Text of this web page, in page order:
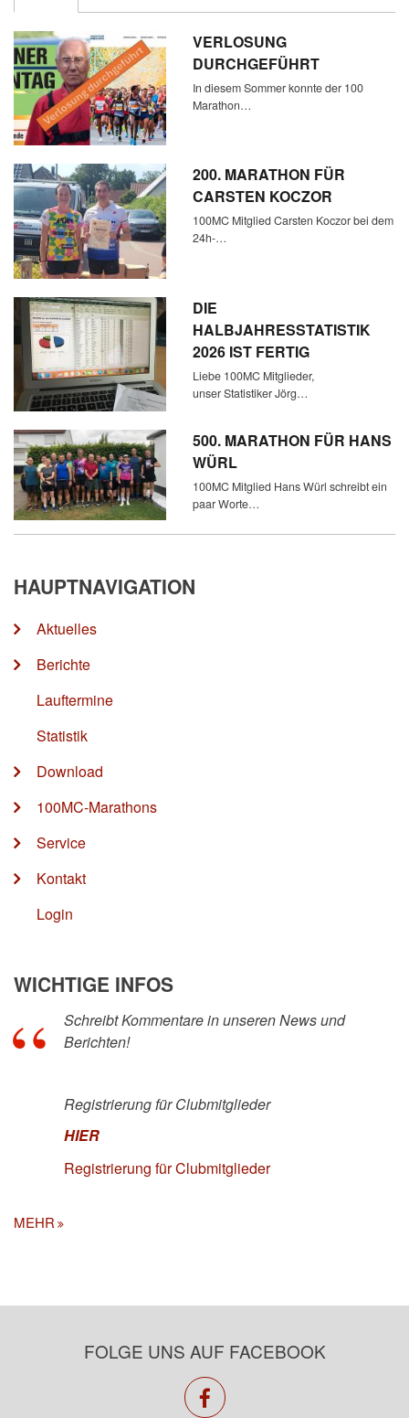
VERLOSUNG
DURCHGEFÜHRT
In diesem Sommer konnte der 100
Marathon…
200. MARATHON FÜR
CARSTEN KOCZOR
100MC Mitglied Carsten Koczor bei dem
24h-…
DIE
HALBJAHRESSTATISTIK
2026 IST FERTIG
Liebe 100MC Mitglieder,
unser Statistiker Jörg…
500. MARATHON FÜR HANS
WÜRL
100MC Mitglied Hans Würl schreibt ein
paar Worte…
HAUPTNAVIGATION
Aktuelles
Berichte
Lauftermine
Statistik
Download
100MC-Marathons
Service
Kontakt
Login
WICHTIGE INFOS
Schreibt Kommentare in unseren News und
Berichten!
Registrierung für Clubmitglieder
HIER
Registrierung für Clubmitglieder
MEHR
FOLGE UNS AUF FACEBOOK
facebook